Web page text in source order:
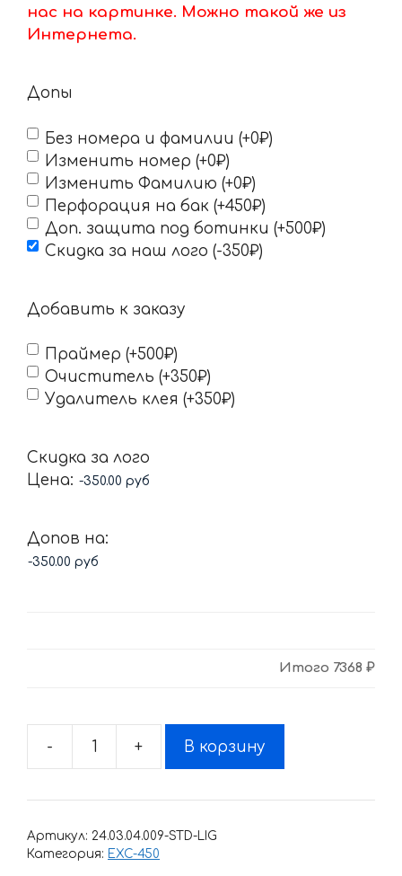
нас на картинке. Можно такой же из
Интернета.
Допы
Без номера и фамилии (+0₽)
Изменить номер (+0₽)
Изменить Фамилию (+0₽)
Перфорация на бак (+450₽)
Доп. защита под ботинки (+500₽)
Скидка за наш лого (-350₽)
Добавить к заказу
Праймер (+500₽)
Очиститель (+350₽)
Удалитель клея (+350₽)
Скидка за лого
Цена:
Допов на:
Итого 7368 ₽
-
Количество
Комплект
+ В корзину
Артикул: 24.03.04.009-STD-LIG
Категория: EXC-450